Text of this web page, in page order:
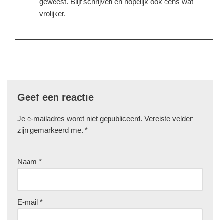
geweest. Blijf schrijven en hopelijk ook eens wat
vrolijker.
Geef een reactie
Je e-mailadres wordt niet gepubliceerd. Vereiste velden
zijn gemarkeerd met *
Naam *
E-mail *